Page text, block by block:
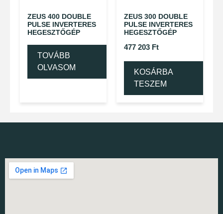
ZEUS 400 DOUBLE
PULSE INVERTERES
HEGESZTŐGÉP
TOVÁBB
OLVASOM
ZEUS 300 DOUBLE
PULSE INVERTERES
HEGESZTŐGÉP
477 203 Ft
KOSÁRBA
TESZEM